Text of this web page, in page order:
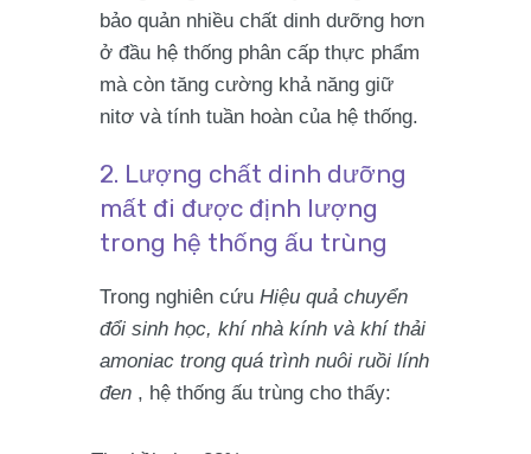
bảo quản nhiều chất dinh dưỡng hơn
ở đầu hệ thống phân cấp thực phẩm
mà còn tăng cường khả năng giữ
nitơ và tính tuần hoàn của hệ thống.
2. Lượng chất dinh dưỡng
mất đi được định lượng
trong hệ thống ấu trùng
Trong nghiên cứu Hiệu quả chuyển
đổi sinh học, khí nhà kính và khí thải
amoniac trong quá trình nuôi ruồi lính
đen , hệ thống ấu trùng cho thấy: